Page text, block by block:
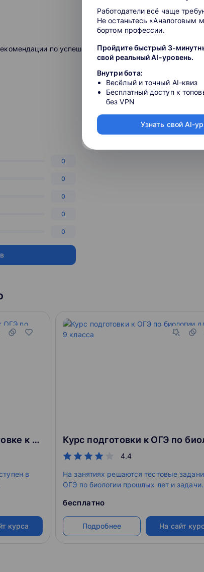
устройства: компьютера, планшета,
курсы для школьников и учителей,
по успешному решению части с
0
0
0
0
0
Экспресс-курс по подготовке к ОГЭ по информатике для 9 класса
в
и
будут
уроков,
курса
4.4
На занятиях решаются тестовые
ОГЭ по биологии прошлых лет и задачи
пищевой рацион и подсчет калорий.
бесплатно
Подробнее На сайт
Работодатели всё чаще
Не останьтесь «Аналоговым
бортом профессии.
Пройдите быстрый 3-
свой реальный AI-уровень.
Внутри бота:
Весёлый и точный AI-квиз
Бесплатный доступ к
без VPN
Узнать свой AI-